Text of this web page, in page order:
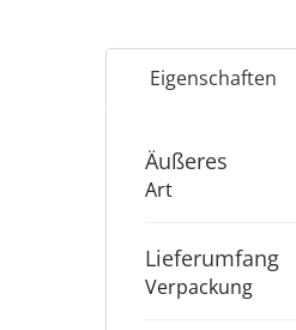
Eigenschaften
Äu­ße­res
Art
Lieferumfang
Verpackung